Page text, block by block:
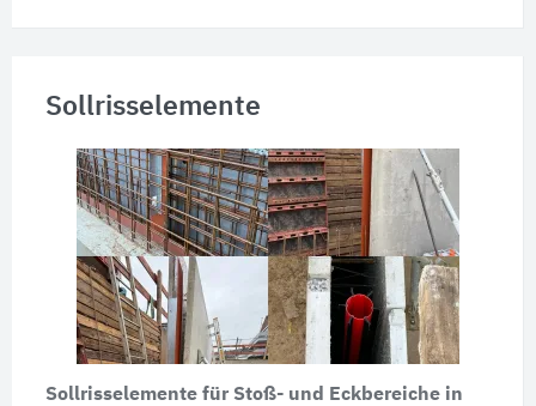
Sollrisselemente
Sollrisselemente für Stoß- und Eckbereiche in